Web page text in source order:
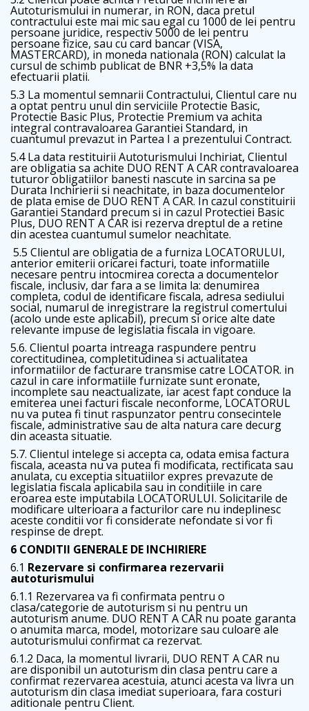
Autoturismului in numerar, in RON, daca pretul
contractului este mai mic sau egal cu 1000 de lei pentru
persoane juridice, respectiv 5000 de lei pentru
persoane fizice, sau cu card bancar (VISA,
MASTERCARD), in moneda nationala (RON) calculat la
cursul de schimb publicat de BNR +3,5% la data
efectuarii platii.
5.3 La momentul semnarii Contractului, Clientul care nu
a optat pentru unul din serviciile Protectie Basic,
Protectie Basic Plus, Protectie Premium va achita
integral contravaloarea Garantiei Standard, in
cuantumul prevazut in Partea I a prezentului Contract.
5.4 La data restituirii Autoturismului Inchiriat, Clientul
are obligatia sa achite DUO RENT A CAR contravaloarea
tuturor obligatiilor banesti nascute in sarcina sa pe
Durata Inchirierii si neachitate, in baza documentelor
de plata emise de DUO RENT A CAR. In cazul constituirii
Garantiei Standard precum si in cazul Protectiei Basic
Plus, DUO RENT A CAR isi rezerva dreptul de a retine
din acestea cuantumul sumelor neachitate.
5.5 Clientul are obligatia de a furniza LOCATORULUI,
anterior emiterii oricarei facturi, toate informatiile
necesare pentru intocmirea corecta a documentelor
fiscale, inclusiv, dar fara a se limita la: denumirea
completa, codul de identificare fiscala, adresa sediului
social, numarul de inregistrare la registrul comertului
(acolo unde este aplicabil), precum si orice alte date
relevante impuse de legislatia fiscala in vigoare.
5.6. Clientul poarta intreaga raspundere pentru
corectitudinea, completitudinea si actualitatea
informatiilor de facturare transmise catre LOCATOR. in
cazul in care informatiile furnizate sunt eronate,
incomplete sau neactualizate, iar acest fapt conduce la
emiterea unei facturi fiscale neconforme, LOCATORUL
nu va putea fi tinut raspunzator pentru consecintele
fiscale, administrative sau de alta natura care decurg
din aceasta situatie.
5.7. Clientul intelege si accepta ca, odata emisa factura
fiscala, aceasta nu va putea fi modificata, rectificata sau
anulata, cu exceptia situatiilor expres prevazute de
legislatia fiscala aplicabila sau in conditiile in care
eroarea este imputabila LOCATORULUI. Solicitarile de
modificare ulterioara a facturilor care nu indeplinesc
aceste conditii vor fi considerate nefondate si vor fi
respinse de drept.
6 CONDITII GENERALE DE INCHIRIERE
6.1 Rezervare si confirmarea rezervarii
autoturismului
6.1.1 Rezervarea va fi confirmata pentru o
clasa/categorie de autoturism si nu pentru un
autoturism anume. DUO RENT A CAR nu poate garanta
o anumita marca, model, motorizare sau culoare ale
autoturismului confirmat ca rezervat.
6.1.2 Daca, la momentul livrarii, DUO RENT A CAR nu
are disponibil un autoturism din clasa pentru care a
confirmat rezervarea acestuia, atunci acesta va livra un
autoturism din clasa imediat superioara, fara costuri
aditionale pentru Client.